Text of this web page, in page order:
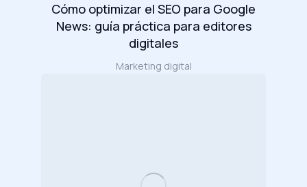
Cómo optimizar el SEO para Google
News: guía práctica para editores
digitales
Marketing digital